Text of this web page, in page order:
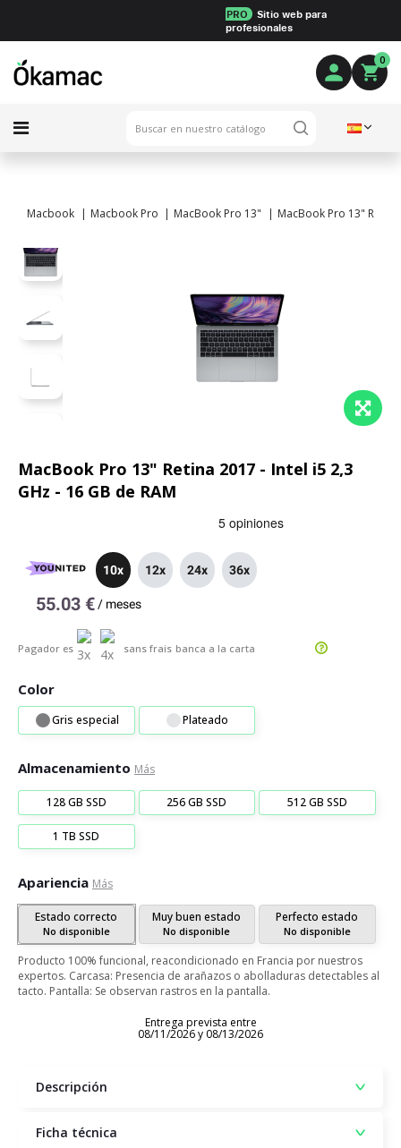
PRO
Sitio web para
profesionales
0
Macbook Macbook Pro MacBook Pro 13" MacBook Pro 13"
MacBook Pro 13" Retina 2017 - Intel i5 2,3
GHz - 16 GB de RAM
10x 12x 24x 36x
55.03 € / meses
Pagador es sans frais banca a la carta
Color
Gris especial Plateado
Almacenamiento Más
128 GB SSD 256 GB SSD 512 GB SSD
1 TB SSD
Apariencia Más
Estado correcto
No disponible
Muy buen estado
No disponible
Perfecto estado
No disponible
Producto 100% funcional, reacondicionado en Francia por nuestros
expertos. Carcasa: Presencia de arañazos o abolladuras detectables al
tacto. Pantalla: Se observan rastros en la pantalla.
Entrega prevista entre
08/11/2026 y 08/13/2026
Descripción
Ficha técnica